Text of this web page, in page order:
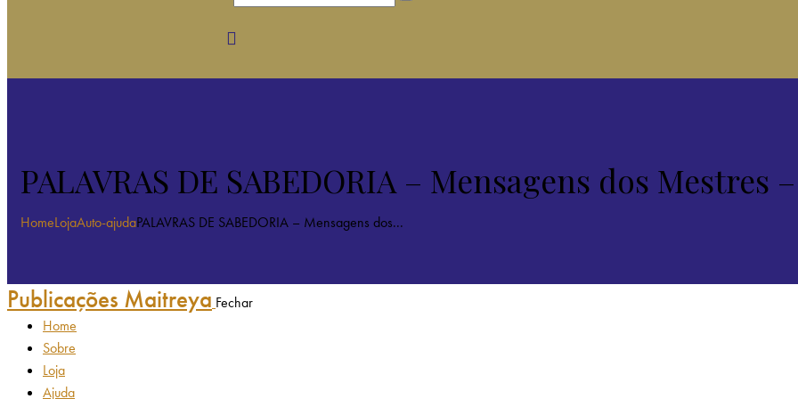
PALAVRAS DE SABEDORIA – Mensagens dos Mestres
HomeLojaAuto-ajudaPALAVRAS DE SABEDORIA – Mensagens dos...
Publicações Maitreya Fechar
Home
Sobre
Loja
Ajuda